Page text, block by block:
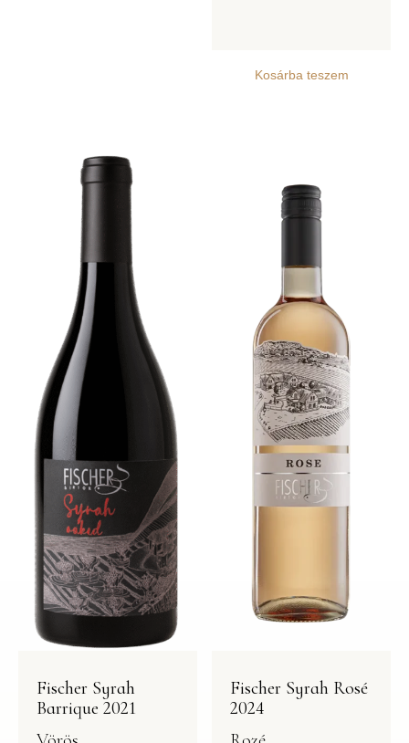
Kosárba teszem
Fischer Syrah
Barrique 2021
Fischer Syrah Rosé
2024